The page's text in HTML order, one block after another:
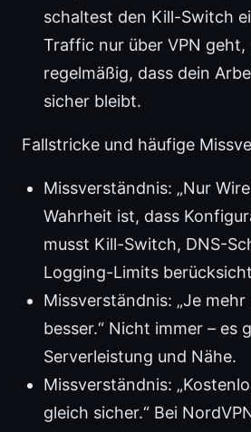
schaltest den Kill-Switch
Traffic nur über VPN
regelmäßig, dass dein
sicher bleibt.
Fallstricke und häufige
Missverständnis: „Nur
Wahrheit ist, dass
musst Kill-Switch, DNS-
Logging-Limits
Missverständnis: „Je mehr
besser.“ Nicht immer – es
Serverleistung und Nähe.
Missverständnis:
gleich sicher.“ Bei